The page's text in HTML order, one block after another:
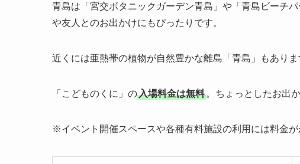
青島は「宮交ボタニックガーデン青島」や「青島ビーチ
や友人とのお出かけにもぴったりです。
近くには亜熱帯の植物が自然豊かな離島「青島」もありま
「こどものくに」の入場料金は無料 。ちょっとしたお出
※イベント開催スペースや各種有料施設の利用には料金が